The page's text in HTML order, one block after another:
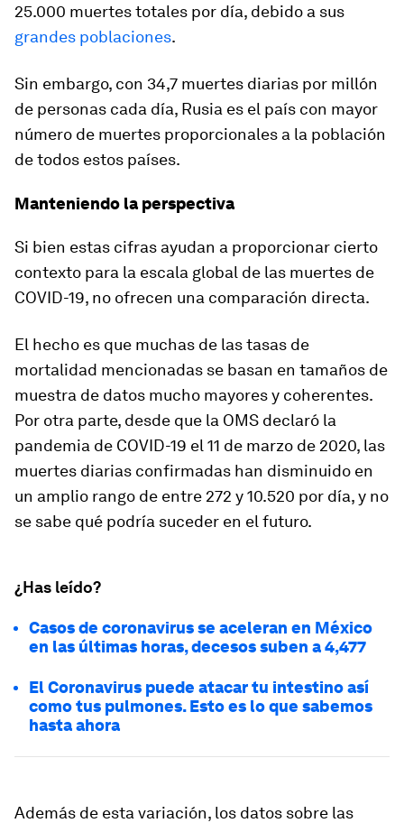
25.000 muertes totales por día, debido a sus
grandes poblaciones.
Sin embargo, con 34,7 muertes diarias por millón
de personas cada día, Rusia es el país con mayor
número de muertes proporcionales a la población
de todos estos países.
Manteniendo la perspectiva
Si bien estas cifras ayudan a proporcionar cierto
contexto para la escala global de las muertes de
COVID-19, no ofrecen una comparación directa.
El hecho es que muchas de las tasas de
mortalidad mencionadas se basan en tamaños de
muestra de datos mucho mayores y coherentes.
Por otra parte, desde que la OMS declaró la
pandemia de COVID-19 el 11 de marzo de 2020, las
muertes diarias confirmadas han disminuido en
un amplio rango de entre 272 y 10.520 por día, y no
se sabe qué podría suceder en el futuro.
¿Has leído?
Casos de coronavirus se aceleran en México
en las últimas horas, decesos suben a 4,477
El Coronavirus puede atacar tu intestino así
como tus pulmones. Esto es lo que sabemos
hasta ahora
Además de esta variación, los datos sobre las